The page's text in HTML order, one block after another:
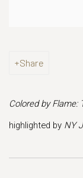
Share
Colored by
highlighted by NY